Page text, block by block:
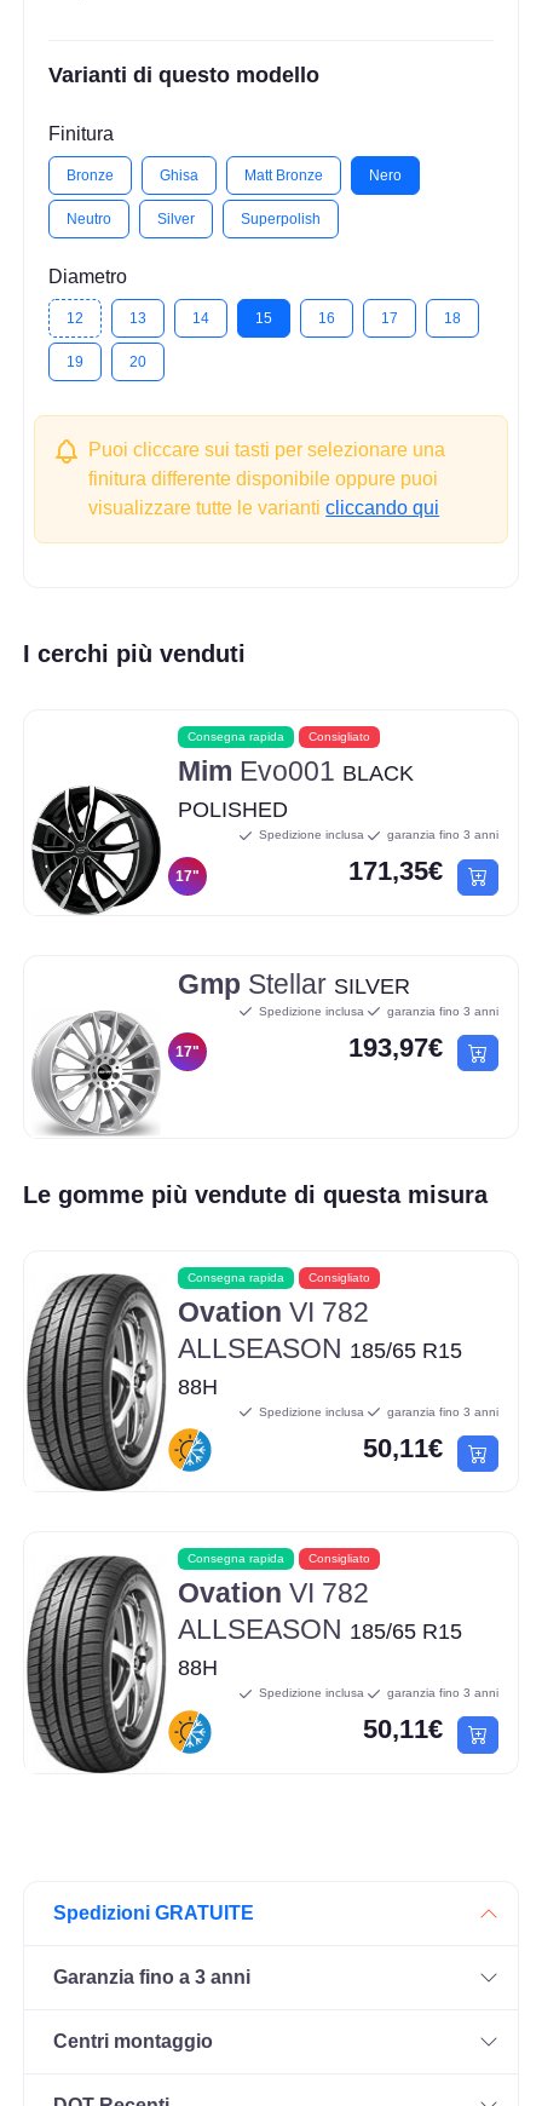
Varianti di questo modello
Finitura
Bronze Ghisa Matt Bronze Nero
Neutro Silver Superpolish
Diametro
12 13 14 15 16 17 18
19 20
Puoi cliccare sui tasti per selezionare una
finitura differente disponibile oppure puoi
visualizzare tutte le varianticliccando qui
I cerchi più venduti
Consegna rapida Consigliato
Mim Evo001 BLACK
POLISHED
17"
Spedizione inclusa garanzia fino 3 anni
171,35€
Gmp Stellar SILVER
17"
Spedizione inclusa garanzia fino 3 anni
193,97€
Le gomme più vendute di questa misura
Consegna rapida Consigliato
Ovation VI 782
ALLSEASON 185/65 R15
88H
Spedizione inclusa garanzia fino 3 anni
50,11€
Consegna rapida Consigliato
Ovation VI 782
ALLSEASON 185/65 R15
88H
Spedizione inclusa garanzia fino 3 anni
50,11€
Spedizioni GRATUITE
Garanzia fino a 3 anni
Centri montaggio